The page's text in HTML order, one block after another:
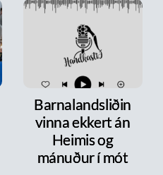
Barnalandsliðin
vinna ekkert án
Heimis og
mánuður í mót